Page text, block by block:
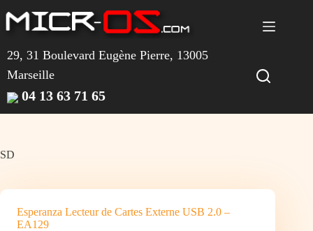
au
contenu
29, 31 Boulevard Eugène Pierre, 13005
Marseille
04 13 63 71 65
SD
Esperanza Lecteur de Cartes Externe USB 2.0 –
EA129